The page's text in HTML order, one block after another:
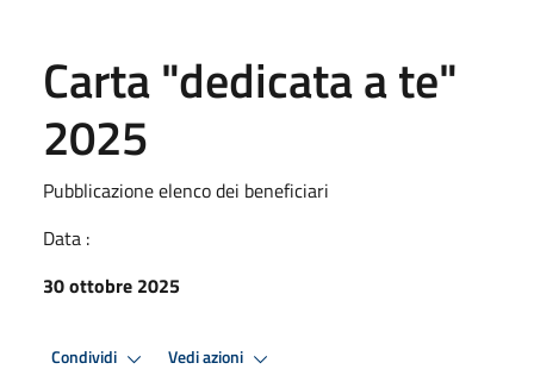
Carta "dedicata a te"
2025
Pubblicazione elenco dei beneficiari
Data :
30 ottobre 2025
Condividi Vedi azioni